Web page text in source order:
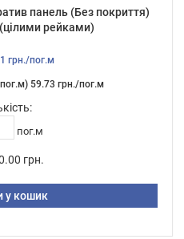
панель (Без покриття)
рейками)
грн./пог.м
59.73 грн./пог.м
пог.м
грн.
у кошик